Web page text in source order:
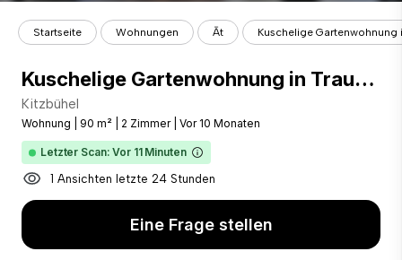
Startseite Wohnungen Āt Kuschelige Gartenwohnung
Kuschelige Gartenwohnung in Traumlage mit Freizeitwohnsitz
Kitzbühel
Wohnung 90 m² 2 Zimmer Vor 10 Monaten
Letzter Scan: Vor 11 Minuten
1 Ansichten letzte 24 Stunden
Eine Frage stellen